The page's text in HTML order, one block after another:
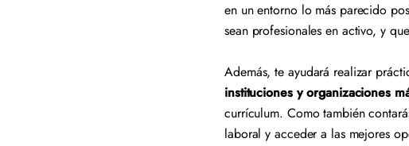
en un entorno lo más parecido
sean profesionales en activo, y
Además, te ayudará realizar
instituciones y organizaciones
currículum. Como también
laboral y acceder a las mejores